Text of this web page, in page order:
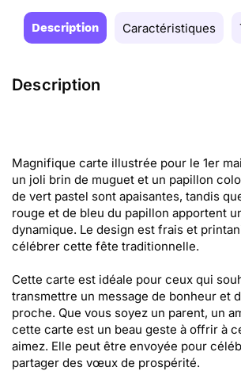
Description Caractéristiques
Description
Magnifique carte illustrée pour le 1er
un joli brin de muguet et un papillon
de vert pastel sont apaisantes, tandis
rouge et de bleu du papillon apportent
dynamique. Le design est frais et
célébrer cette fête traditionnelle.
Cette carte est idéale pour ceux qui
transmettre un message de bonheur et
proche. Que vous soyez un parent, un
cette carte est un beau geste à offrir à
aimez. Elle peut être envoyée pour
partager des vœux de prospérité.